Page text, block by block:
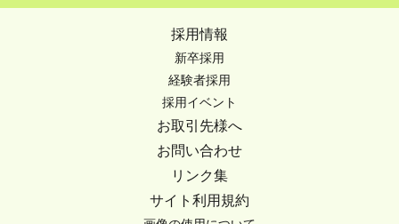
採用情報
新卒採用
経験者採用
採用イベント
お取引先様へ
お問い合わせ
リンク集
サイト利用規約